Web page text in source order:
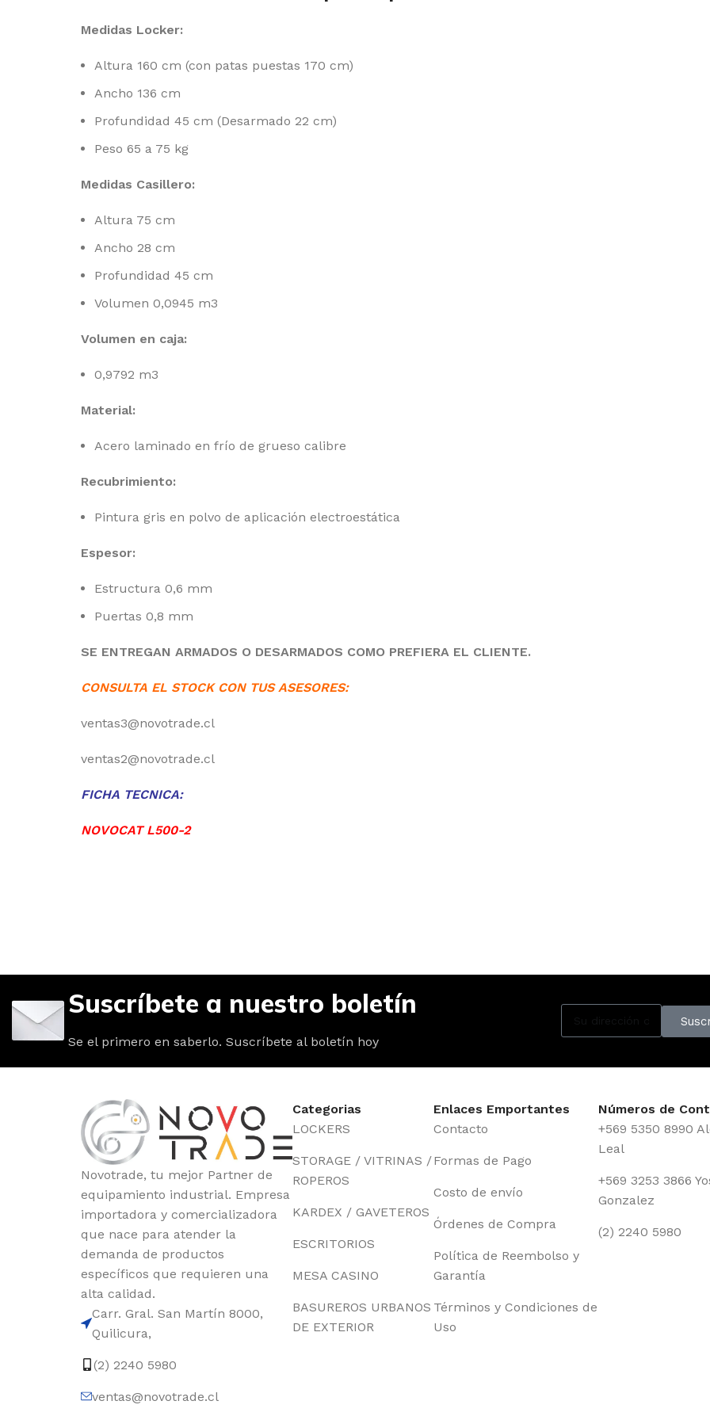
Medidas Locker:
Altura 160 cm (con patas puestas 170 cm)
Ancho 136 cm
Profundidad 45 cm (Desarmado 22 cm)
Peso 65 a 75 kg
Medidas Casillero:
Altura 75 cm
Ancho 28 cm
Profundidad 45 cm
Volumen 0,0945 m3
Volumen en caja:
0,9792 m3
Material:
Acero laminado en frío de grueso calibre
Recubrimiento:
Pintura gris en polvo de aplicación electroestática
Espesor:
Estructura 0,6 mm
Puertas 0,8 mm
SE ENTREGAN ARMADOS O DESARMADOS COMO PREFIERA EL CLIENTE.
CONSULTA EL STOCK CON TUS ASESORES:
ventas3@novotrade.cl
ventas2@novotrade.cl
FICHA TECNICA:
NOVOCAT L500-2
Suscríbete a nuestro boletín
Se el primero en saberlo. Suscríbete al boletín hoy
Novotrade, tu mejor Partner de
equipamiento industrial. Empresa
importadora y comercializadora
que nace para atender la
demanda de productos
específicos que requieren una
alta calidad.
Carr. Gral. San Martín 8000,
Quilicura,
(2) 2240 5980
ventas@novotrade.cl
Categorias
LOCKERS
STORAGE / VITRINAS /
ROPEROS
KARDEX / GAVETEROS
ESCRITORIOS
MESA CASINO
BASUREROS URBANOS
DE EXTERIOR
Enlaces Emportantes
Contacto
Formas de Pago
Costo de envío
Órdenes de Compra
Política de Reembolso y
Garantía
Términos y Condiciones de
Uso
Números de
+569 5350 8990
Leal
+569 3253 3866
Gonzalez
(2) 2240 5980